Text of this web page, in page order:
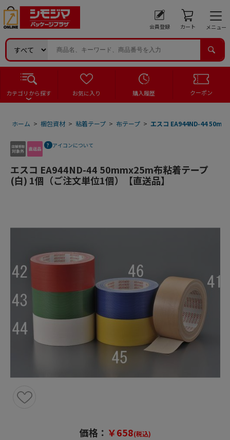
会員登録 カート メニュー
カテゴリから探す お気に入り 購入履歴 クーポン
ホーム > 梱包資材 > 粘着テープ > 布テープ > エスコ EA944ND-44
アイコンについて
エスコ EA944ND-44 50mmx25m布粘着テープ
(白) 1個（ご注文単位1個）【直送品】
価格： ￥658(税込)